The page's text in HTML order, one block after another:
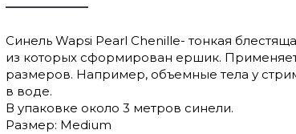
Синель Wapsi Pearl Chenille- тонкая
из которых сформирован ершик.
размеров. Например, объемные тела у
в воде.
В упаковке около 3 метров синели.
Размер: Medium